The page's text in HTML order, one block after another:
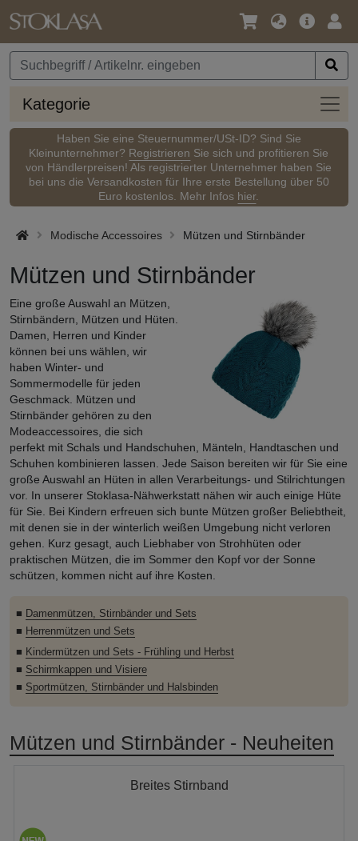
Sprache
Währung
Kategorie
Haben Sie eine Steuernummer/USt-ID? Sind Sie
Kleinunternehmer? Registrieren Sie sich und profitieren Sie
von Händlerpreisen! Als registrierter Unternehmer haben Sie
bei uns die Versandkosten für Ihre erste Bestellung über 50
Euro kostenlos. Mehr Infos hier.
Modische Accessoires Mützen und Stirnbänder
Mützen und Stirnbänder
Eine große Auswahl an Mützen,
Stirnbändern, Mützen und Hüten.
Damen, Herren und Kinder
können bei uns wählen, wir
haben Winter- und
Sommermodelle für jeden
Geschmack. Mützen und
Stirnbänder gehören zu den
Modeaccessoires, die sich
perfekt mit Schals und Handschuhen, Mänteln, Handtaschen und
Schuhen kombinieren lassen. Jede Saison bereiten wir für Sie eine
große Auswahl an Hüten in allen Verarbeitungs- und Stilrichtungen
vor. In unserer Stoklasa-Nähwerkstatt nähen wir auch einige Hüte
für Sie. Bei Kindern erfreuen sich bunte Mützen großer Beliebtheit,
mit denen sie in der winterlich weißen Umgebung nicht verloren
gehen. Kurz gesagt, auch Liebhaber von Strohhüten oder
praktischen Mützen, die im Sommer den Kopf vor der Sonne
schützen, kommen nicht auf ihre Kosten.
■ Damenmützen, Stirnbänder und Sets
■ Herrenmützen und Sets
■ Kindermützen und Sets - Frühling und Herbst
■ Schirmkappen und Visiere
■ Sportmützen, Stirnbänder und Halsbinden
Mützen und Stirnbänder - Neuheiten
Breites Stirnband